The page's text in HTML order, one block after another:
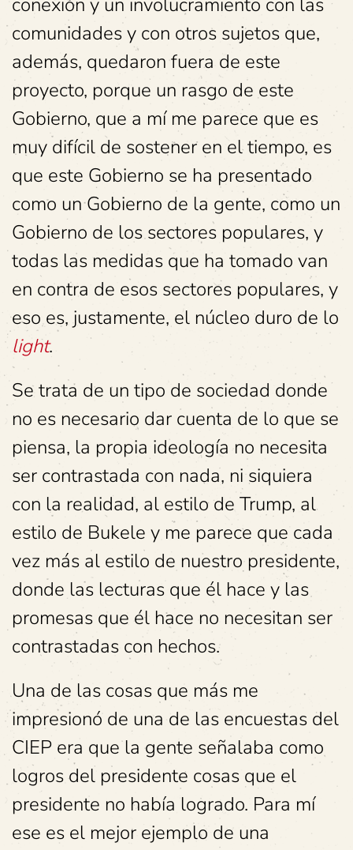
comunidades y con otros sujetos que,
además, quedaron fuera de este
proyecto, porque un rasgo de este
Gobierno, que a mí me parece que es
muy difícil de sostener en el tiempo, es
que este Gobierno se ha presentado
como un Gobierno de la gente, como un
Gobierno de los sectores populares, y
todas las medidas que ha tomado van
en contra de esos sectores populares, y
eso es, justamente, el núcleo duro de lo
light.
Se trata de un tipo de sociedad donde
no es necesario dar cuenta de lo que se
piensa, la propia ideología no necesita
ser contrastada con nada, ni siquiera
con la realidad, al estilo de Trump, al
estilo de Bukele y me parece que cada
vez más al estilo de nuestro presidente,
donde las lecturas que él hace y las
promesas que él hace no necesitan ser
contrastadas con hechos.
Una de las cosas que más me
impresionó de una de las encuestas del
CIEP era que la gente señalaba como
logros del presidente cosas que el
presidente no había logrado. Para mí
ese es el mejor ejemplo de una